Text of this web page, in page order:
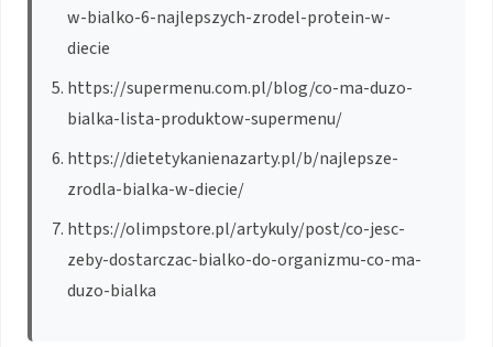
w-bialko-6-najlepszych-zrodel-protein-w-
diecie
https://supermenu.com.pl/blog/co-ma-duzo-
bialka-lista-produktow-supermenu/
https://dietetykanienazarty.pl/b/najlepsze-
zrodla-bialka-w-diecie/
https://olimpstore.pl/artykuly/post/co-jesc-
zeby-dostarczac-bialko-do-organizmu-co-ma-
duzo-bialka